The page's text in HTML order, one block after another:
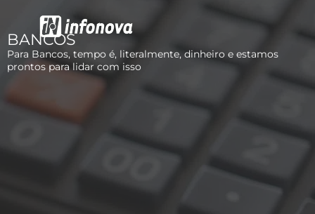
BANCOS
Para Bancos, tempo é, literalmente, dinheiro e estamos
prontos para lidar com isso